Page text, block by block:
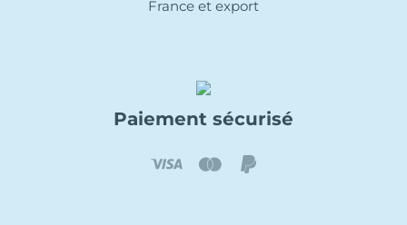
France et export
Paiement sécurisé